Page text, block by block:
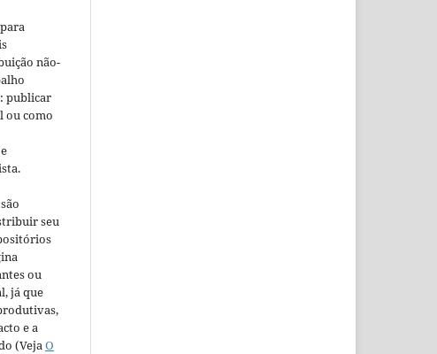
não-
publicar
ou como
seu
ou
já que
e a
(VejaO